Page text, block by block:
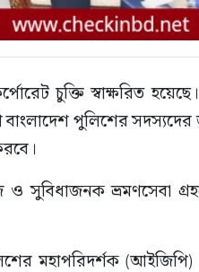
চুক্তি স্বাক্ষরিত
বাংলাদেশ পুলিশের
সুবিধাজনক ভ্রমণসেবা
মহাপরিদর্শক